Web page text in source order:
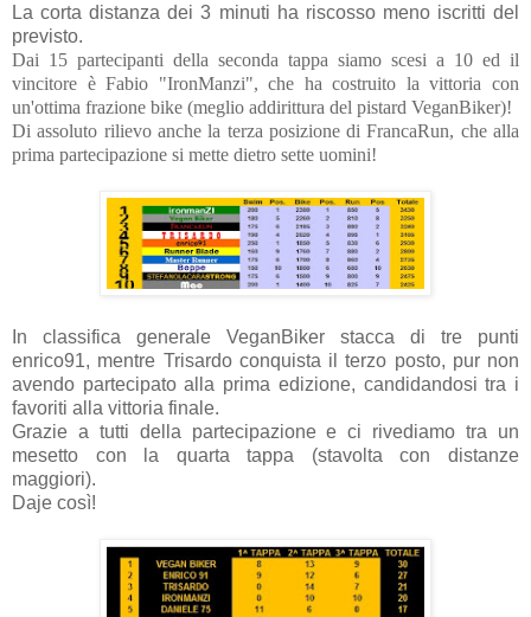
La corta distanza dei 3 minuti ha riscosso meno iscritti del
previsto.
Dai 15 partecipanti della seconda tappa siamo scesi a 10 ed il
vincitore è Fabio "IronManzi", che ha costruito la vittoria con
un'ottima frazione bike (meglio addirittura del pistard VeganBiker)!
Di assoluto rilievo anche la terza posizione di FrancaRun, che alla
prima partecipazione si mette dietro sette uomini!
In classifica generale VeganBiker stacca di tre punti
enrico91, mentre Trisardo conquista il terzo posto, pur non
avendo partecipato alla prima edizione, candidandosi tra i
favoriti alla vittoria finale.
Grazie a tutti della partecipazione e ci rivediamo tra un
mesetto con la quarta tappa (stavolta con distanze
maggiori).
Daje così!